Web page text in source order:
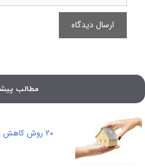
مطالب
۲۰ روش کاهش هزینه های سفر